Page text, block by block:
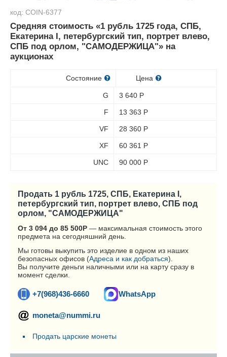
код: COIN-6377
Средняя стоимость «1 рубль 1725 года, СПБ,
Екатерина I, петербургский тип, портрет влево,
СПБ под орлом, "САМОДЕРЖИЦА"» на
аукционах
Состояние Цена
G 3 640 Р
F 13 363 Р
VF 28 360 Р
XF 60 361 Р
UNC 90 000 Р
Продать 1 рубль 1725, СПБ, Екатерина I,
петербургский тип, портрет влево, СПБ под
орлом, "САМОДЕРЖИЦА"
От 3 094 до 85 500Р — максимальная стоимость этого
предмета на сегодняшний день.
Мы готовы выкупить это изделие в одном из наших
безопасных офисов (Адреса и как добраться).
Вы получите деньги наличными или на карту сразу в
момент сделки.
+7(968)436-6660 WhatsApp
moneta@nummi.ru
Продать царские монеты